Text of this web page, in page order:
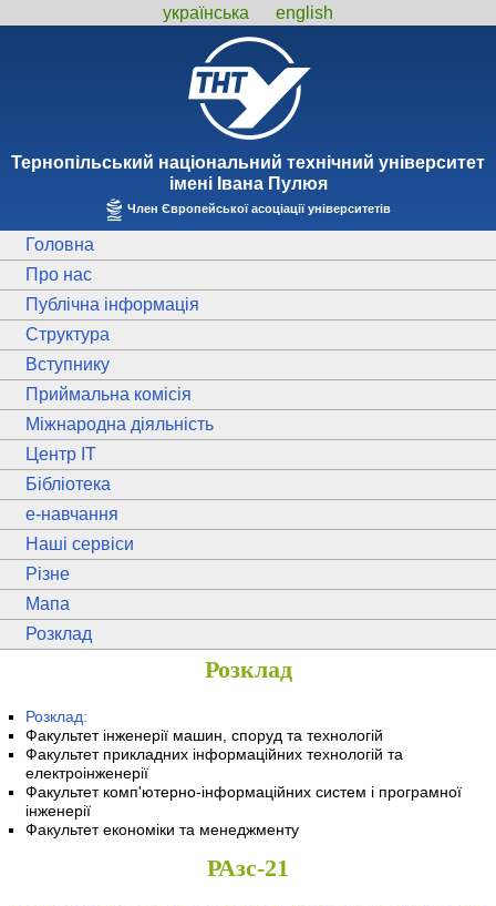
українська english
Тернопiльський національний технiчний унiверситет
iменi Iвана Пулюя
Член Європейської асоціації університетів
Головна
Про нас
Публічна інформація
Структура
Вступнику
Приймальна комісія
Міжнародна діяльність
Центр ІТ
Бібліотека
e-навчання
Наші сервіси
Різне
Мапа
Розклад
Розклад
Розклад:
Факультет інженерії машин, споруд та технологій
Факультет прикладних інформаційних технологій та
електроінженерії
Факультет комп'ютерно-інформаційних систем і програмної
інженерії
Факультет економіки та менеджменту
РАзс-21